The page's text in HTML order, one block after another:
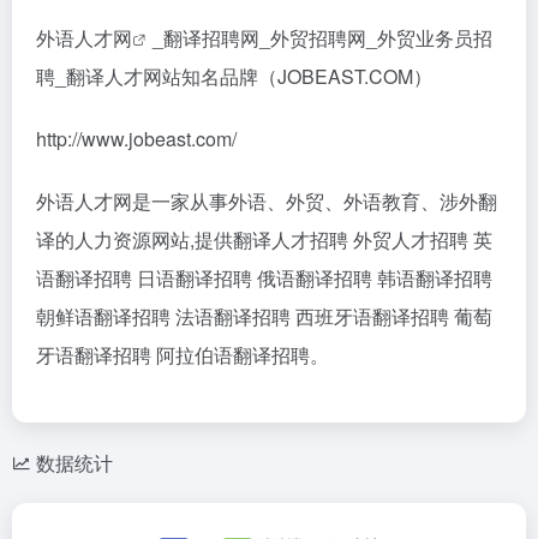
外语人才网
_翻译招聘网_外贸招聘网_外贸业务员招
聘_翻译人才网站知名品牌（JOBEAST.COM）
http://www.jobeast.com/
外语人才网是一家从事外语、外贸、外语教育、涉外翻
译的人力资源网站,提供翻译人才招聘 外贸人才招聘 英
语翻译招聘 日语翻译招聘 俄语翻译招聘 韩语翻译招聘
朝鲜语翻译招聘 法语翻译招聘 西班牙语翻译招聘 葡萄
牙语翻译招聘 阿拉伯语翻译招聘。
数据统计